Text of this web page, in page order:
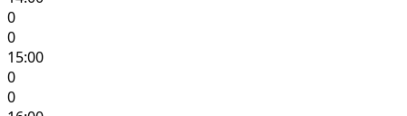
0
0
15:00
0
0